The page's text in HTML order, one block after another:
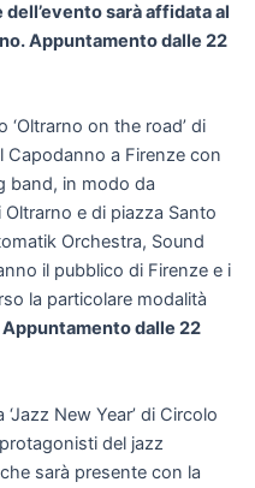
dell’evento sarà affidata al
Appuntamento dalle 22
‘Oltrarno on the road’ di
Capodanno a Firenze con
band, in modo da
e di piazza Santo
Orchestra, Sound
il pubblico di Firenze e i
la particolare modalità
Appuntamento dalle 22
New Year’ di Circolo
del jazz
sarà presente con la